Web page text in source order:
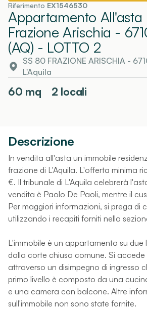
Riferimento EX1546530
Appartamento All'asta
Frazione Arischia -
(AQ) - LOTTO 2
SS 80 FRAZIONE ARISCHIA -
L'Aquila
60 mq
2 locali
Descrizione
In vendita all'asta un immobile
frazione di L'Aquila. L'offerta minima
€. Il tribunale di L'Aquila celebrerà
vendita è Paolo De Paoli, mentre il
Per maggiori informazioni, si prega di
utilizzando i recapiti forniti nella
L'immobile è un appartamento su due
dalla corte chiusa comune. Si accede
attraverso un disimpegno di ingresso
primo livello è composto da una
e una camera con balcone. Altre
sull'immobile non sono state fornite.